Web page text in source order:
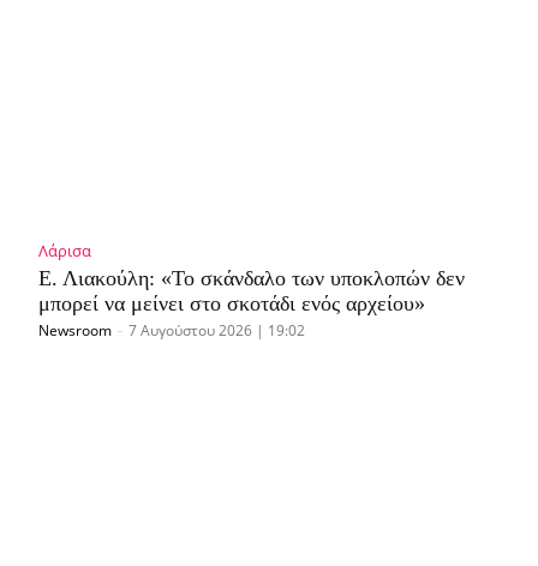
Λάρισα
Ε. Λιακούλη: «Το σκάνδαλο των υποκλοπών δεν
μπορεί να μείνει στο σκοτάδι ενός αρχείου»
Newsroom - 7 Αυγούστου 2026 | 19:02